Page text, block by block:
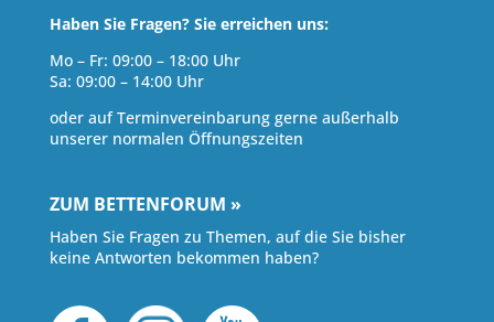
Haben Sie Fragen? Sie erreichen uns:
Mo – Fr: 09:00 – 18:00 Uhr
Sa: 09:00 – 14:00 Uhr
oder auf Terminvereinbarung gerne außerhalb
unserer normalen Öffnungszeiten
ZUM BETTENFORUM »
Haben Sie Fragen zu Themen, auf die Sie bisher
keine Antworten bekommen haben?